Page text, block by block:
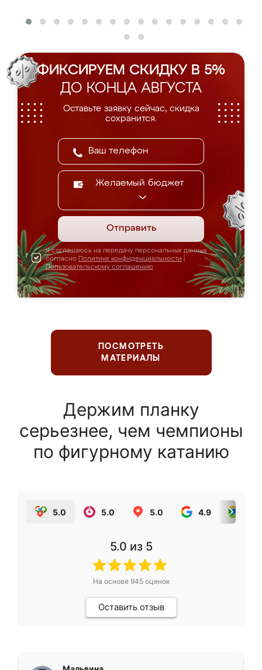
ФИКСИРУЕМ СКИДКУ В 5%
ДО КОНЦА АВГУСТА
Оставьте заявку сейчас, скидка
сохранится.
Желаемый бюджет
Отправить
Я соглашаюсь на передачу персональных данных
согласно Политике конфиденциальности
Пользовательскому соглашению
ПОСМОТРЕТЬ
МАТЕРИАЛЫ
Держим планку
серьезнее, чем чемпионы
по фигурному катанию
5.0 5.0 5.0 4.9
5.0 из 5
На основе 945оценок
Оставить отзыв